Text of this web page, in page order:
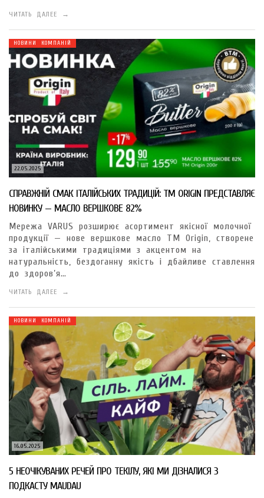
ЧИТАТЬ ДАЛЕЕ →
22.05.2025
НОВИНИ КОМПАНІЙ
СПРАВЖНІЙ СМАК ІТАЛІЙСЬКИХ ТРАДИЦІЙ: TM ORIGIN ПРЕДСТАВЛЯЄ
НОВИНКУ — МАСЛО ВЕРШКОВЕ 82%
Мережа VARUS розширює асортимент якісної молочної
продукції — нове вершкове масло ТМ Origin, створене
за італійськими традиціями з акцентом на
натуральність, бездоганну якість і дбайливе ставлення
до здоров’я…
ЧИТАТЬ ДАЛЕЕ →
16.05.2025
НОВИНИ КОМПАНІЙ
5 НЕОЧІКУВАНИХ РЕЧЕЙ ПРО ТЕКІЛУ, ЯКІ МИ ДІЗНАЛИСЯ З
ПОДКАСТУ MAUDAU